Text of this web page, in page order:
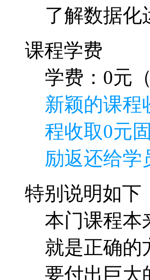
了解数据化
课程学费
学费：0元
新颖的课程
程收取0元
励返还给学
特别说明如下
本门课程本
就是正确的
要付出巨大